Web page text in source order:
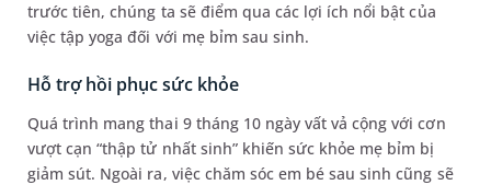
trước tiên, chúng ta sẽ điểm qua các lợi ích nổi bật của
việc tập yoga đối với mẹ bỉm sau sinh.
Hỗ trợ hồi phục sức khỏe
Quá trình mang thai 9 tháng 10 ngày vất vả cộng với cơn
vượt cạn “thập tử nhất sinh” khiến sức khỏe mẹ bỉm bị
giảm sút. Ngoài ra, việc chăm sóc em bé sau sinh cũng sẽ